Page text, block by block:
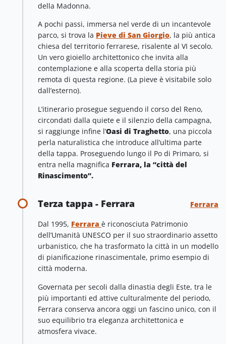
della Madonna.
A pochi passi, immersa nel verde di un incantevole
parco, si trova la Pieve di San Giorgio, la più antica
chiesa del territorio ferrarese, risalente al VI secolo.
Un vero gioiello architettonico che invita alla
contemplazione e alla scoperta della storia più
remota di questa regione. (La pieve è visitabile solo
dall’esterno).
L’itinerario prosegue seguendo il corso del Reno,
circondati dalla quiete e il silenzio della campagna,
si raggiunge infine l’Oasi di Traghetto, una piccola
perla naturalistica che introduce all’ultima parte
della tappa. Proseguendo lungo il Po di Primaro, si
entra nella magnifica Ferrara, la “città del
Rinascimento”.
Terza tappa - Ferrara Ferrara
Dal 1995, Ferrara è riconosciuta Patrimonio
dell’Umanità UNESCO per il suo straordinario assetto
urbanistico, che ha trasformato la città in un modello
di pianificazione rinascimentale, primo esempio di
città moderna.
Governata per secoli dalla dinastia degli Este, tra le
più importanti ed attive culturalmente del periodo,
Ferrara conserva ancora oggi un fascino unico, con il
suo equilibrio tra eleganza architettonica e
atmosfera vivace.